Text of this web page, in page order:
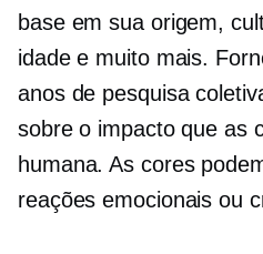
base em sua origem,
idade e muito mais.
anos de pesquisa
sobre o impacto que as
humana. As cores
reações emocionais ou